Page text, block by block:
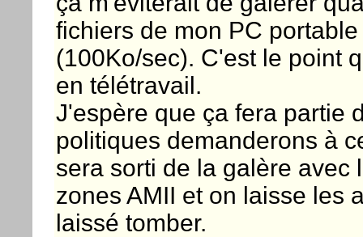
fichiers de mon PC
(100Ko/sec). C'est le point
en télétravail.
J'espère que ça fera partie
politiques demanderons à
sera sorti de la galère avec
zones AMII et on laisse les
laissé tomber.